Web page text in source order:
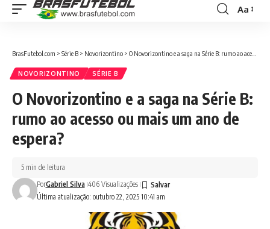
Aa
BrasFutebol.com > Série B > Novorizontino > O Novorizontino e a saga na Série B: rumo ao acesso ou mais um ano de espera?
NOVORIZONTINO SÉRIE B
O Novorizontino e a saga na Série B:
rumo ao acesso ou mais um ano de
espera?
Última atualização: outubro 22, 2025 10:41 am
PorGabriel Silva 406 Visualizações
5 min de leitura